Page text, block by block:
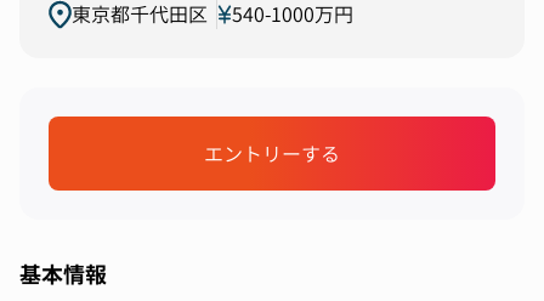
東京都千代田区 540-1000万円
エントリーする
基本情報